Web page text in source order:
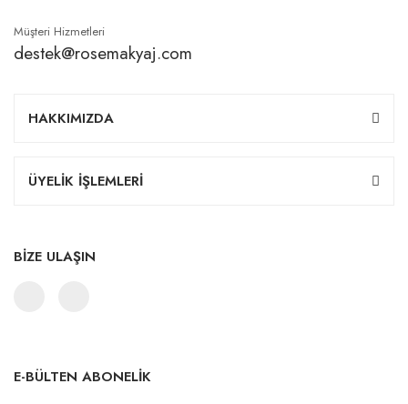
Müşteri Hizmetleri
destek@rosemakyaj.com
HAKKIMIZDA
ÜYELİK İŞLEMLERİ
BİZE ULAŞIN
E-BÜLTEN ABONELİK